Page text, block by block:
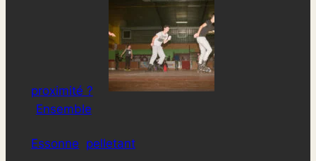
proximité ?
Ensemble
Essonne pelletant